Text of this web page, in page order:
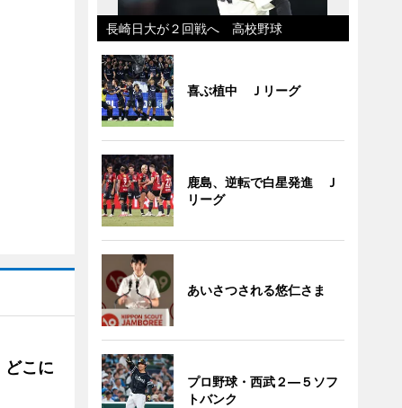
どこに
長崎日大が２回戦へ 高校野球
喜ぶ植中 Ｊリーグ
鹿島、逆転で白星発進 Ｊ
リーグ
あいさつされる悠仁さま
プロ野球・西武２―５ソフ
トバンク